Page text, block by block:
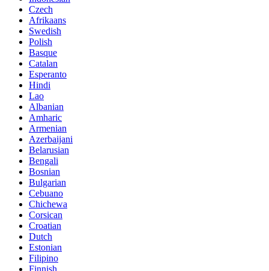
Czech
Afrikaans
Swedish
Polish
Basque
Catalan
Esperanto
Hindi
Lao
Albanian
Amharic
Armenian
Azerbaijani
Belarusian
Bengali
Bosnian
Bulgarian
Cebuano
Chichewa
Corsican
Croatian
Dutch
Estonian
Filipino